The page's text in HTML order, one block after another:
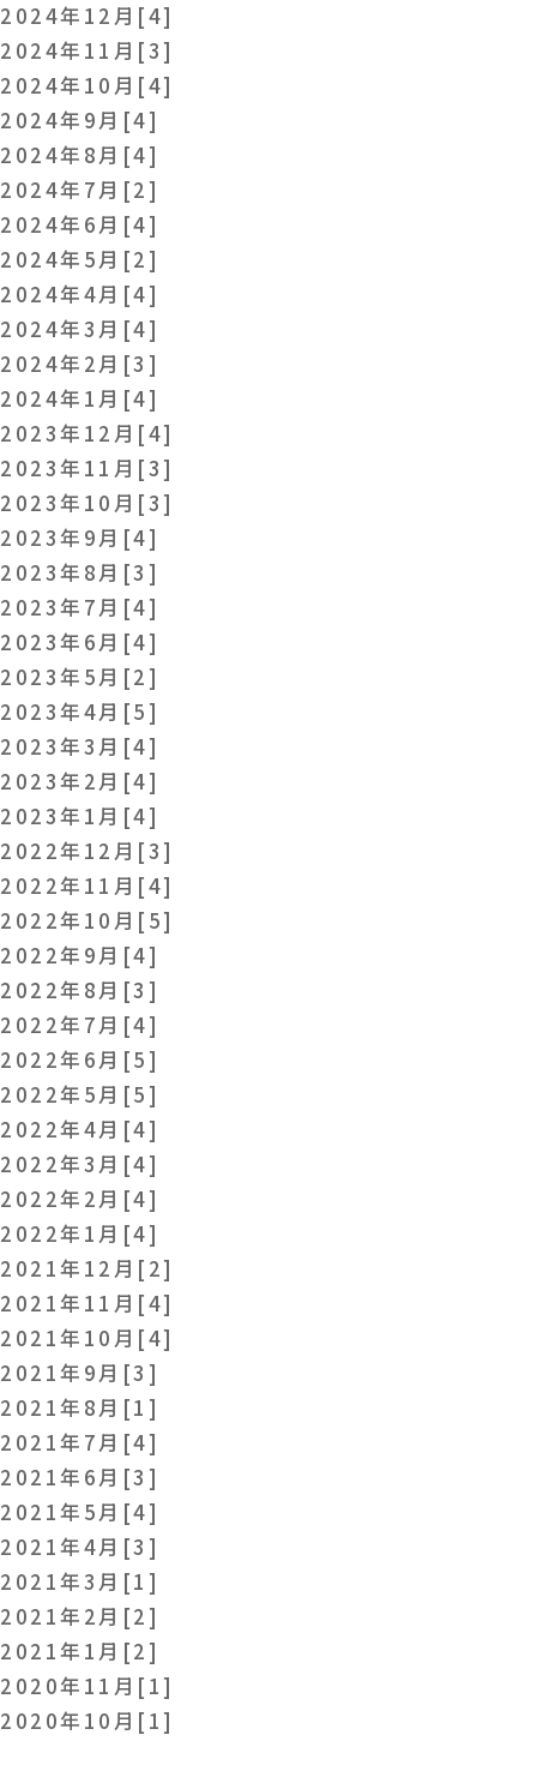
2024年12月[4]
2024年11月[3]
2024年10月[4]
2024年9月[4]
2024年8月[4]
2024年7月[2]
2024年6月[4]
2024年5月[2]
2024年4月[4]
2024年3月[4]
2024年2月[3]
2024年1月[4]
2023年12月[4]
2023年11月[3]
2023年10月[3]
2023年9月[4]
2023年8月[3]
2023年7月[4]
2023年6月[4]
2023年5月[2]
2023年4月[5]
2023年3月[4]
2023年2月[4]
2023年1月[4]
2022年12月[3]
2022年11月[4]
2022年10月[5]
2022年9月[4]
2022年8月[3]
2022年7月[4]
2022年6月[5]
2022年5月[5]
2022年4月[4]
2022年3月[4]
2022年2月[4]
2022年1月[4]
2021年12月[2]
2021年11月[4]
2021年10月[4]
2021年9月[3]
2021年8月[1]
2021年7月[4]
2021年6月[3]
2021年5月[4]
2021年4月[3]
2021年3月[1]
2021年2月[2]
2021年1月[2]
2020年11月[1]
2020年10月[1]
設計士に直接相談できる
無料相談会開催中！